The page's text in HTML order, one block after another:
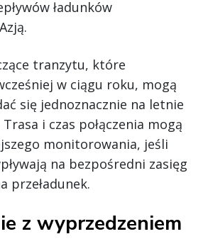
ładunków
tranzytu, które
w ciągu roku, mogą
się jednoznacznie na letnie
i czas połączenia mogą
monitorowania, jeśli
na bezpośredni zasięg
przeładunek.
z wyprzedzeniem